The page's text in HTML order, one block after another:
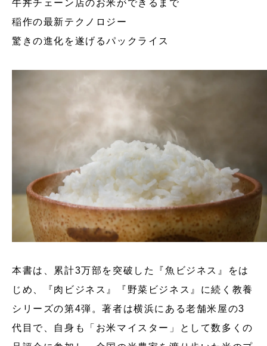
牛丼チェーン店のお米ができるまで
稲作の最新テクノロジー
驚きの進化を遂げるパックライス
本書は、累計3万部を突破した『魚ビジネス』をは
じめ、『肉ビジネス』『野菜ビジネス』に続く教養
シリーズの第4弾。著者は横浜にある老舗米屋の3
代目で、自身も「お米マイスター」として数多くの